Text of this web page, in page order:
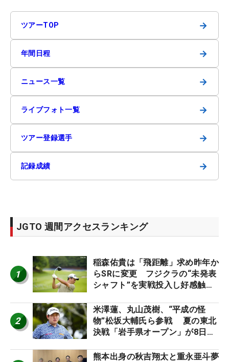
ツアーTOP →
年間日程 →
ニュース一覧 →
ライブフォト一覧 →
ツアー登録選手 →
記録成績 →
JGTO 週間アクセスランキング
1
稲森佑貴は「飛距離」求め昨年か
らSRに変更 フジクラの“未発表
シャフト”を実戦投入し好感触
ーのヒトネタ！】
2
米澤蓮、丸山茂樹、“平成の怪
物”松坂大輔氏ら参戦 夏の東北
決戦「岩手県オープン」が8日開
熊本出身の秋吉翔太と重永亜斗夢